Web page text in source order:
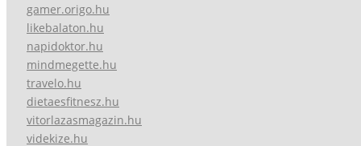
gamer.origo.hu
likebalaton.hu
napidoktor.hu
mindmegette.hu
travelo.hu
dietaesfitnesz.hu
vitorlazasmagazin.hu
videkize.hu